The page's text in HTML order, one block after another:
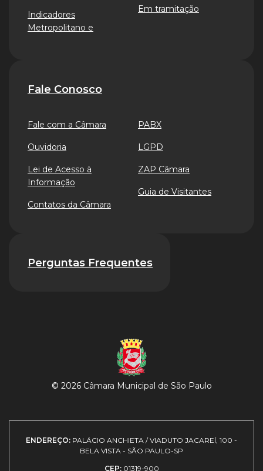
Indicadores
Metropolitano e
Em tramitação
Fale Conosco
Fale com a Câmara
Ouvidoria
Lei de Acesso à
Informação
Contatos da Câmara
PABX
LGPD
ZAP Câmara
Guia de Visitantes
Perguntas Frequentes
© 2026 Câmara Municipal de São Paulo
ENDEREÇO: PALÁCIO ANCHIETA / VIADUTO JACAREÍ, 100 -
BELA VISTA - SÃO PAULO-SP
CEP: 01319-900